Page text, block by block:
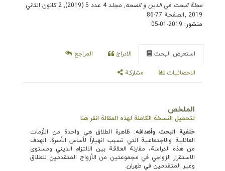
مجلة البحث في الدین و الصحه
, مجلد 4 عدد 5 (2019), 2 كانون الثاني
2019
,الصفحة 77-86
منشور:
استعرض البحث الادراج المراجع
الاحصائيات مشاركة
الملخص
لتحميل النسخة الكاملة لهذه المقالة انقر هنا
خلفية البحث وأهدافه:ظاهرة الطلاق هي واحدة من الأزمات
العائلية والاجتماعية التي تسبب انهياراً لأساس الأسرة. الهدف
من هذه الدراسة، مقارنة العلاقة بين الالتزام الديني ومستوى
الاستقرار الزواجي في مجموعتين من الأزواج المتقدمين للطلاق
وغير المتقدمين في طهران.